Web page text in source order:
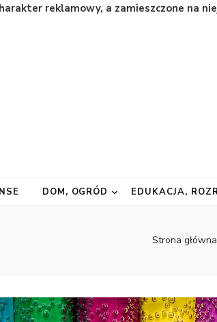
reklamowy, a zamieszczone na
DOM, OGRÓD EDUKACJA,
Strona główna